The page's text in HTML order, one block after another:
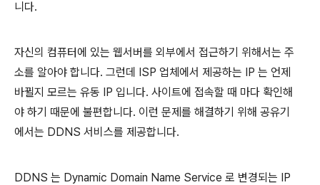
니다.
자신의 컴퓨터에 있는 웹서버를 외부에서 접근하기 위해서는 주
소를 알아야 합니다. 그런데 ISP 업체에서 제공하는 IP 는 언제
바뀔지 모르는 유동 IP 입니다. 사이트에 접속할 때 마다 확인해
야 하기 때문에 불편합니다. 이런 문제를 해결하기 위해 공유기
에서는 DDNS 서비스를 제공합니다.
DDNS 는 Dynamic Domain Name Service 로 변경되는 IP